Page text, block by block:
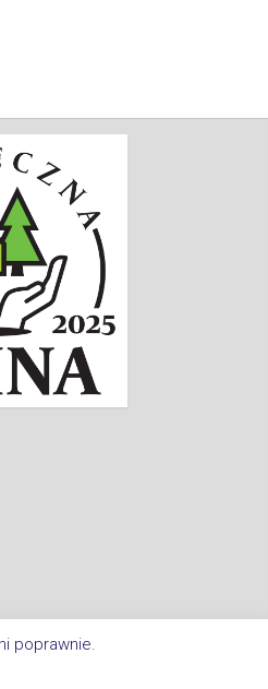
All Rights Reserved.
poprawnie.